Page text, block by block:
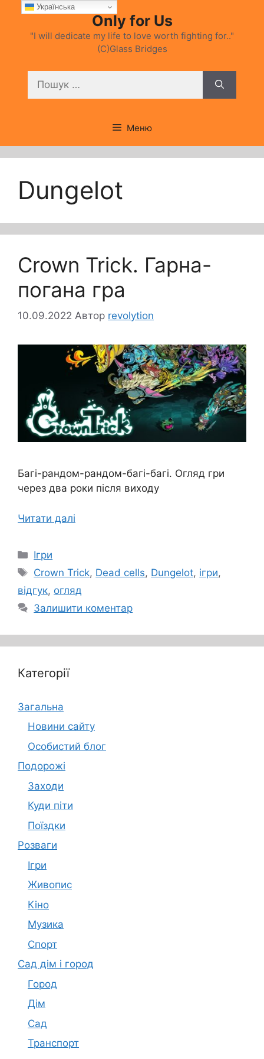
Перейти
вмісту
Only for Us
"I will dedicate my life to love worth fighting for.."
(C)Glass Bridges
Меню
Dungelot
Crown Trick. Гарна-
погана гра
10.09.2022 Автор revolytion
Багі-рандом-рандом-багі-багі. Огляд гри
через два роки після виходу
Читати далі
Категорії
Ігри
Позначки
Crown Trick, Dead cells, Dungelot, ігри,
відгук, огляд
Залишити коментар
Категорії
Загальна
Новини сайту
Особистий блог
Подорожі
Заходи
Куди піти
Поїздки
Розваги
Ігри
Живопис
Кіно
Музика
Спорт
Сад дім і город
Город
Дім
Сад
Транспорт
Українська